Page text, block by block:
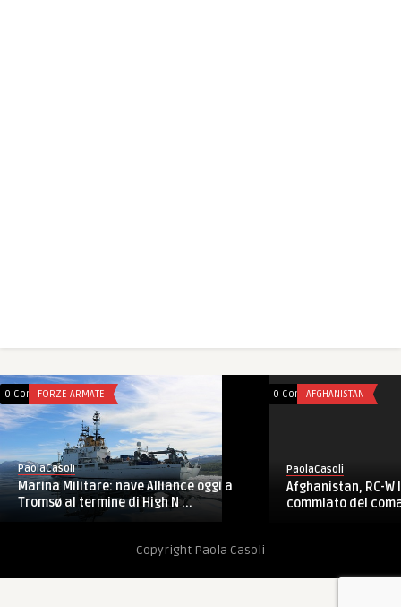
0 CommentsFORZE ARMATE
PaolaCasoli
Marina Militare: nave Alliance oggi a
Tromsø al termine di High N ...
0 CommentsAFGHANISTAN
PaolaCasoli
Afghanistan, RC-W
commiato del
Copyright Paola Casoli